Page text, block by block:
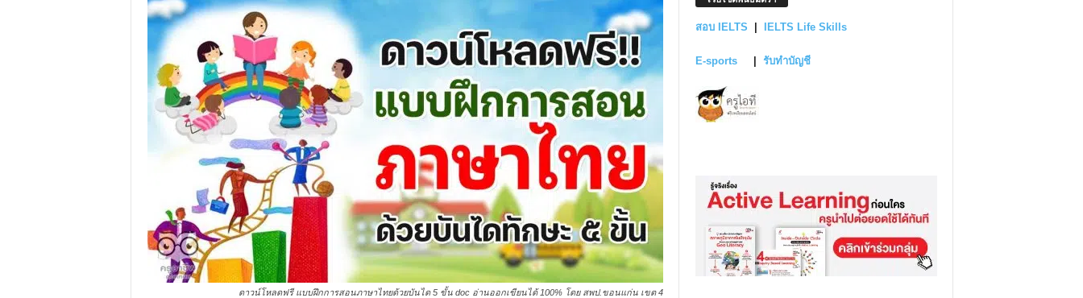
ดาวน์โหลดฟรี แบบฝึกการสอนภาษาไทยด้วยบันได 5 ขั้น doc อ่านออกเขียนได้ 100% โดย สพป.ขอนแก่น เขต 4
สอบ IELTS IELTS Life Skills
E-sports รับทำบัญชี